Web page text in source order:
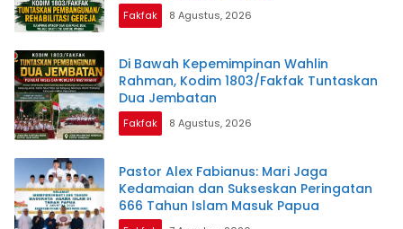
Fakfak 8 Agustus, 2026
Di Bawah Kepemimpinan Wahlin
Rahman, Kodim 1803/Fakfak Tuntaskan
Dua Jembatan
Fakfak 8 Agustus, 2026
Pastor Alex Fabianus: Mari Jaga
Kedamaian dan Sukseskan Peringatan
666 Tahun Islam Masuk Papua